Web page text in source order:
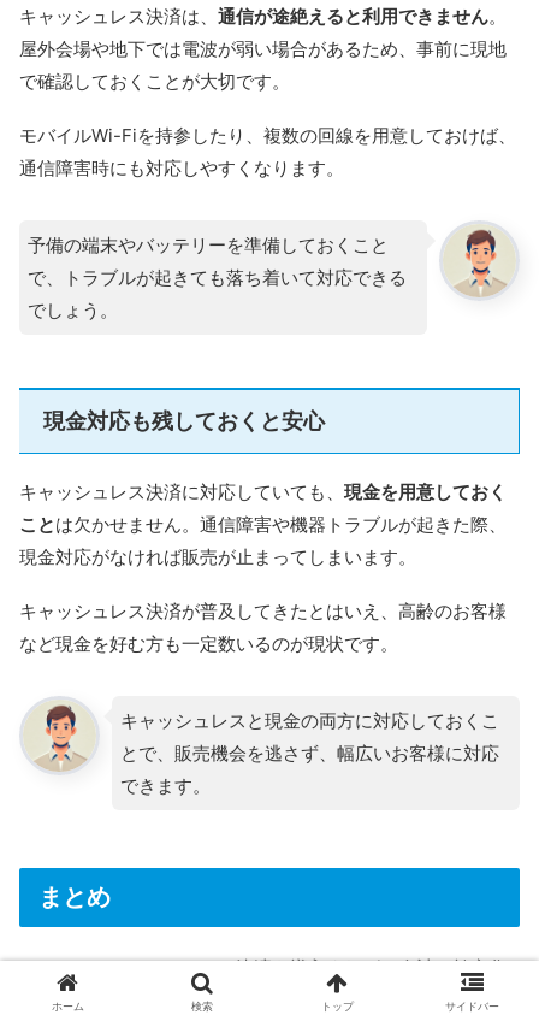
キャッシュレス決済は、 通信が途絶えると利用できません。
屋外会場や地下では電波が弱い場合があるため、事前に現地
で確認しておくことが大切です。
モバイルWi-Fiを持参したり、複数の回線を用意しておけば、
通信障害時にも対応しやすくなります。
予備の端末やバッテリーを準備しておくこと
で、トラブルが起きても落ち着いて対応できる
でしょう。
現金対応も残しておくと安心
キャッシュレス決済に対応していても、 現金を用意しておく
ことは欠かせません。通信障害や機器トラブルが起きた際、
現金対応がなければ販売が止まってしまいます。
キャッシュレス決済が普及してきたとはいえ、高齢のお客様
など現金を好む方も一定数いるのが現状です。
キャッシュレスと現金の両方に対応しておくこ
とで、販売機会を逃さず、幅広いお客様に対応
できます。
まとめ
イベントでキャッシュレス決済を導入すれば、会計の効率化
や売上管理の簡略化、来場者満足度の向上が期待できます。
ホーム 検索 トップ サイドバー